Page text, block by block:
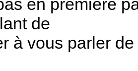
en première
de
à vous parler